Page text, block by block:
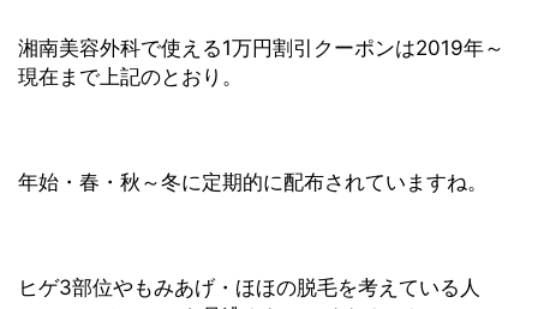
湘南美容外科で使える1万円割引クーポンは2019年～
現在まで上記のとおり。
年始・春・秋～冬に定期的に配布されていますね。
ヒゲ3部位やもみあげ・ほほの脱毛を考えている人